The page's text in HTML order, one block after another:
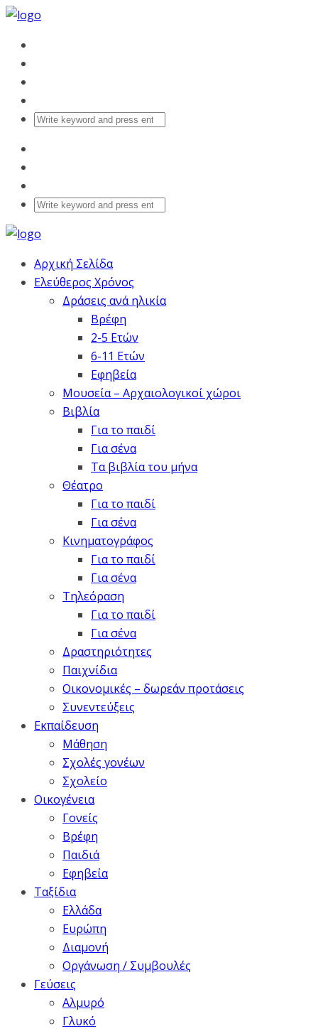
Αρχική Σελίδα
Ελεύθερος Χρόνος
Δράσεις ανά ηλικία
Βρέφη
2-5 Ετών
6-11 Ετών
Εφηβεία
Μουσεία – Αρχαιολογικοί χώροι
Βιβλία
Για το παιδί
Για σένα
Τα βιβλία του μήνα
Θέατρο
Για το παιδί
Για σένα
Κινηματογράφος
Για το παιδί
Για σένα
Τηλεόραση
Για το παιδί
Για σένα
Δραστηριότητες
Παιχνίδια
Οικονομικές – δωρεάν προτάσεις
Συνεντεύξεις
Εκπαίδευση
Μάθηση
Σχολές γονέων
Σχολείο
Οικογένεια
Γονείς
Βρέφη
Παιδιά
Εφηβεία
Ταξίδια
Ελλάδα
Ευρώπη
Διαμονή
Οργάνωση / Συμβουλές
Γεύσεις
Αλμυρό
Γλυκό